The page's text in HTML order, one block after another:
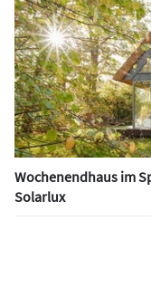
Wochenendhaus im
Solarlux